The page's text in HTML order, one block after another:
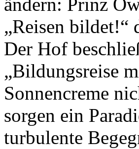
„Reisen bildet!“
Der Hof
„Bildungsreise
Sonnencreme
sorgen ein
turbulente